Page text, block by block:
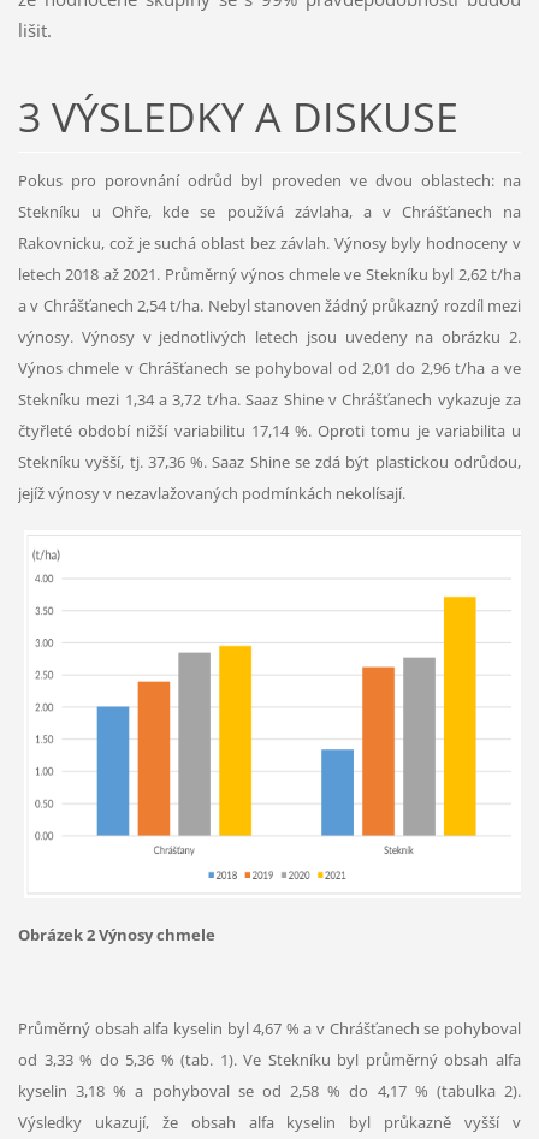
lišit.
3 VÝSLEDKY A DISKUSE
Pokus pro porovnání odrůd byl proveden ve dvou oblastech: na
Stekníku u Ohře, kde se používá závlaha, a v Chrášťanech na
Rakovnicku, což je suchá oblast bez závlah. Výnosy byly hodnoceny v
letech 2018 až 2021. Průměrný výnos chmele ve Stekníku byl 2,62 t/ha
a v Chrášťanech 2,54 t/ha. Nebyl stanoven žádný průkazný rozdíl mezi
výnosy. Výnosy v jednotlivých letech jsou uvedeny na obrázku 2.
Výnos chmele v Chrášťanech se pohyboval od 2,01 do 2,96 t/ha a ve
Stekníku mezi 1,34 a 3,72 t/ha. Saaz Shine v Chrášťanech vykazuje za
čtyřleté období nižší variabilitu 17,14 %. Oproti tomu je variabilita u
Stekníku vyšší, tj. 37,36 %. Saaz Shine se zdá být plastickou odrůdou,
jejíž výnosy v nezavlažovaných podmínkách nekolísají.
Obrázek 2 Výnosy chmele
Průměrný obsah alfa kyselin byl 4,67 % a v Chrášťanech se pohyboval
od 3,33 % do 5,36 % (tab. 1). Ve Stekníku byl průměrný obsah alfa
kyselin 3,18 % a pohyboval se od 2,58 % do 4,17 % (tabulka 2).
Výsledky ukazují, že obsah alfa kyselin byl průkazně vyšší v